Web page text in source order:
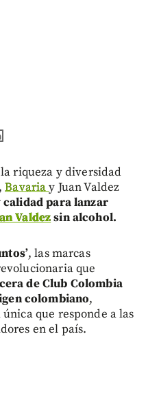
riqueza y diversidad
Bavariay Juan Valdez
para lanzar
Valdezsin alcohol.
, las marcas
que
de Club Colombia
colombiano,
que responde a las
en el país.